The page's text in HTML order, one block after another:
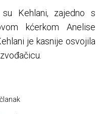
Kehlani, zajedno s
kćerkom Anelise
je kasnije osvojila